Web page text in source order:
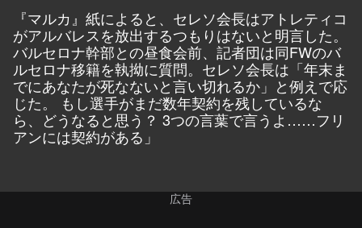
『マルカ 』紙によると、セレソ会長はアトレティコ
がアルバレスを放出するつもりはないと明言した。
バルセロナ幹部との昼食会前、記者団は同FWのバ
ルセロナ移籍を執拗に質問。セレソ会長は「年末ま
でにあなたが死なないと言い切れるか」と例えで応
じた。 もし選手がまだ数年契約を残しているな
ら、どうなると思う？ 3つの言葉で言うよ……フリ
アンには契約がある」
広告